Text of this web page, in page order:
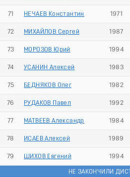
71 НЕЧАЕВ Константин 1971
72 МИХАЙЛОВ Сергей 1987
73 МОРОЗОВ Юрий 1994
74 УСАНИН Алексей 1983
75 БЕДНЯКОВ Олег 1982
76 РУДАКОВ Павел 1992
77 МАТВЕЕВ Александр 1984
78 ИСАЕВ Алексей 1989
79 ШИХОВ Евгений 1994
НЕ ЗАКОНЧИЛИ